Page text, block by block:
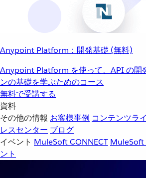
Anypoint Platform：開発基礎 (無料)
Anypoint Platform を使って、API の開
ンの基礎を学ぶためのコース
無料で受講する
資料
その他の情報 お客様事例 コンテンツラ
レスセンター ブログ
イベント MuleSoft CONNECT
ント